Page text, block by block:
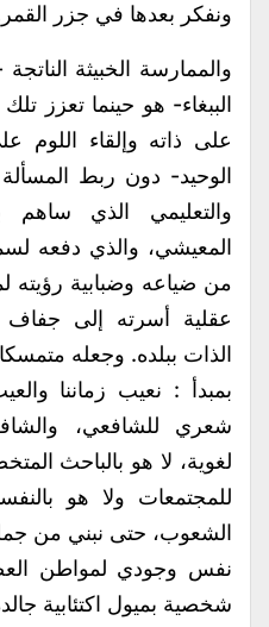
ونفكر بعدها في جزر
والممارسة الخبيثة
الببغاء- هو حينما تعزز
على ذاته وإلقاء اللوم
الوحيد- دون ربط
والتعليمي الذي
المعيشي، والذي دفعه
من ضياعه وضبابية رؤيته
عقلية أسرته إلى جفاف
الذات ببلده. وجعله
بمبدأ : نعيب زماننا
شعري للشافعي،
لغوية، لا هو بالباحث
للمجتمعات ولا هو
الشعوب، حتى نبني من
نفس وجودي لمواطن
شخصية بميول اكتئابية